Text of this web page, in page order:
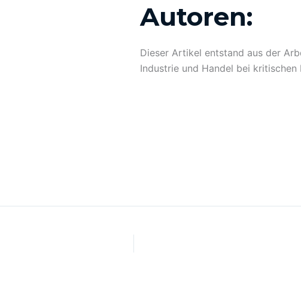
Autoren:
Dieser Artikel entstand aus der
Industrie und Handel bei